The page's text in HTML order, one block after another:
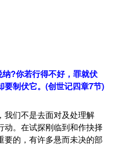
?你若行得不好，罪就伏
要制伏它。(创世记四章7节)
我们不是去面对及处理解
动。在试探刚临到和作抉择
要的，有许多悬而未决的部